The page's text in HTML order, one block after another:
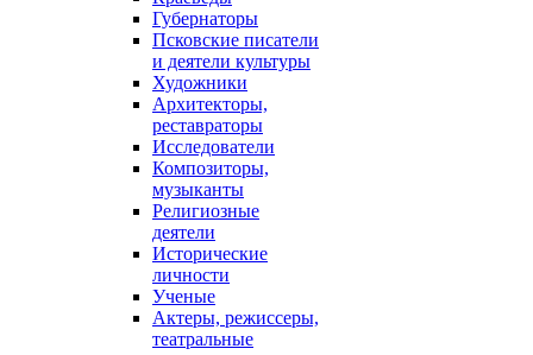
Губернаторы
Псковские писатели
и деятели культуры
Художники
Архитекторы,
реставраторы
Исследователи
Композиторы,
музыканты
Религиозные
деятели
Исторические
личности
Ученые
Актеры, режиссеры,
театральные